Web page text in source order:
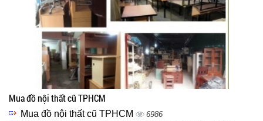
Mua đồ nội thất cũ TPHCM
Mua đồ nội thất cũ TPHCM 6986